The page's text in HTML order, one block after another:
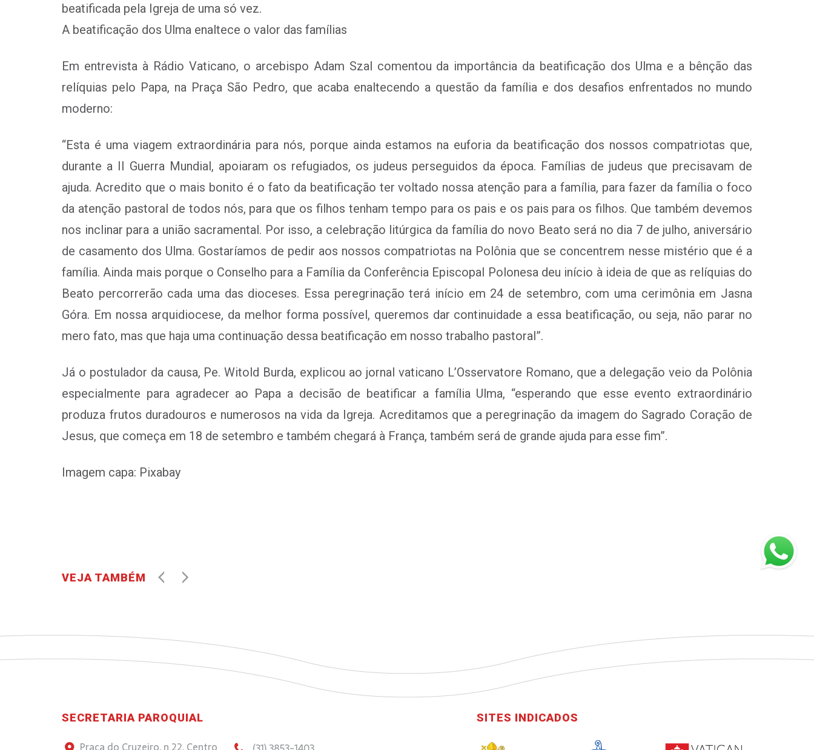
beatificada pela Igreja de uma só vez.
A beatificação dos Ulma enaltece o valor das famílias
Em entrevista à Rádio Vaticano, o arcebispo Adam Szal comentou da importância da beatificação dos Ulma e a bênção das
relíquias pelo Papa, na Praça São Pedro, que acaba enaltecendo a questão da família e dos desafios enfrentados no mundo
moderno:
“Esta é uma viagem extraordinária para nós, porque ainda estamos na euforia da beatificação dos nossos compatriotas que,
durante a II Guerra Mundial, apoiaram os refugiados, os judeus perseguidos da época. Famílias de judeus que precisavam de
ajuda. Acredito que o mais bonito é o fato da beatificação ter voltado nossa atenção para a família, para fazer da família o foco
da atenção pastoral de todos nós, para que os filhos tenham tempo para os pais e os pais para os filhos. Que também devemos
nos inclinar para a união sacramental. Por isso, a celebração litúrgica da família do novo Beato será no dia 7 de julho, aniversário
de casamento dos Ulma. Gostaríamos de pedir aos nossos compatriotas na Polônia que se concentrem nesse mistério que é a
família. Ainda mais porque o Conselho para a Família da Conferência Episcopal Polonesa deu início à ideia de que as relíquias do
Beato percorrerão cada uma das dioceses. Essa peregrinação terá início em 24 de setembro, com uma cerimônia em Jasna
Góra. Em nossa arquidiocese, da melhor forma possível, queremos dar continuidade a essa beatificação, ou seja, não parar no
mero fato, mas que haja uma continuação dessa beatificação em nosso trabalho pastoral”.
Já o postulador da causa, Pe. Witold Burda, explicou ao jornal vaticano L’Osservatore Romano, que a delegação veio da Polônia
especialmente para agradecer ao Papa a decisão de beatificar a família Ulma, “esperando que esse evento extraordinário
produza frutos duradouros e numerosos na vida da Igreja. Acreditamos que a peregrinação da imagem do Sagrado Coração de
Jesus, que começa em 18 de setembro e também chegará à França, também será de grande ajuda para esse fim”.
Imagem capa: Pixabay
VEJA TAMBÉM
SECRETARIA PAROQUIAL
Praça do Cruzeiro, n.22, Centro
SITES INDICADOS